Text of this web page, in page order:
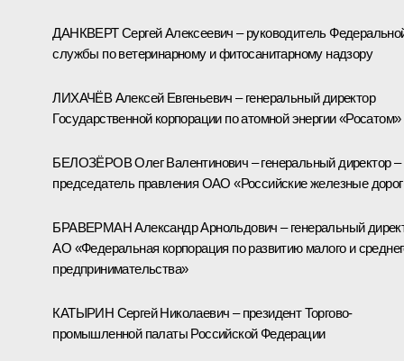
ДАНКВЕРТ Сергей Алексеевич – руководитель
службы по ветеринарному и фитосанитарному надзору
ЛИХАЧЁВ Алексей Евгеньевич – генеральный директор
Государственной корпорации по атомной энергии «Росатом»
БЕЛОЗЁРОВ Олег Валентинович – генеральный директор –
председатель правления ОАО «Российские железные
БРАВЕРМАН Александр Арнольдович – генеральный
АО «Федеральная корпорация по развитию малого и
предпринимательства»
КАТЫРИН Сергей Николаевич – президент Торгово-
промышленной палаты Российской Федерации